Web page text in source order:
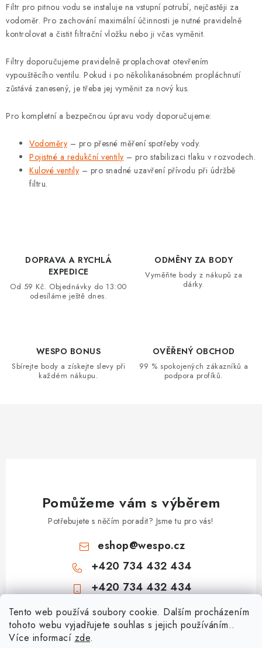
Tento web používá soubory cookie. Dalším procházením
tohoto webu vyjadřujete souhlas s jejich používáním..
Více informací zde.
Filtr pro pitnou vodu se instaluje na vstupní potrubí, nejčastěji za
vodoměr. Pro zachování maximální účinnosti je nutné pravidelně
kontrolovat a čistit filtrační vložku nebo ji včas vyměnit.
Filtry doporučujeme pravidelně proplachovat otevřením
vypouštěcího ventilu. Pokud i po několikanásobném propláchnutí
zůstává zanesený, je třeba jej vyměnit za nový kus.
Pro kompletní a bezpečnou úpravu vody doporučujeme:
Vodoměry – pro přesné měření spotřeby vody.
Pojistné a redukční ventily – pro stabilizaci tlaku v rozvodech.
Kulové ventily – pro snadné uzavření přívodu při údržbě
filtru.
DOPRAVA A RYCHLÁ
EXPEDICE
Od 59 Kč. Objednávky do 13:00
odesíláme ještě dnes.
ODMĚNY ZA BODY
Vyměňte body z nákupů za
dárky.
WESPO BONUS
Sbírejte body a získejte slevy při
každém nákupu.
OVĚŘENÝ OBCHOD
99 % spokojených zákazníků a
podpora profíků.
Pomůžeme vám s výběrem
Potřebujete s něčím poradit? Jsme tu pro vás!
eshop@wespo.cz
+420 734 432 434
+420 734 432 434
Informace pro vás